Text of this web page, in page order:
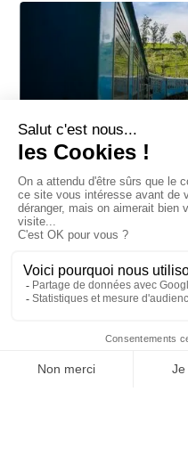
TRAIN LOCAL À
RANDONNÉE DANS LE